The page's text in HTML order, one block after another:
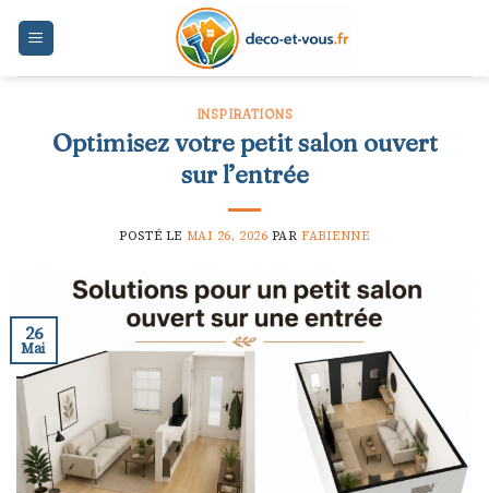
INSPIRATIONS
Optimisez votre petit salon ouvert
sur l’entrée
POSTÉ LE MAI 26, 2026 PARFABIENNE
26
Mai